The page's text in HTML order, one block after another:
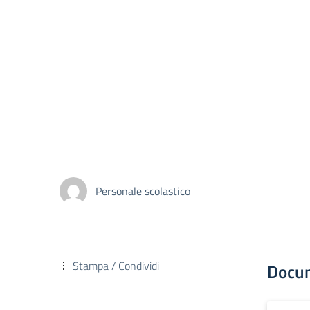
Personale scolastico
Stampa / Condividi